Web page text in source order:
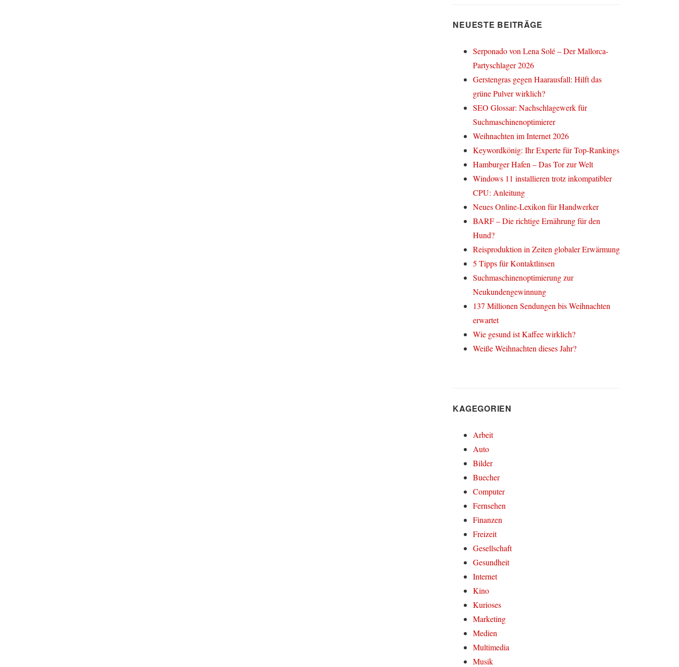
NEUESTE BEITRÄGE
Serponado von Lena Solé – Der Mallorca-
Partyschlager 2026
Gerstengras gegen Haarausfall: Hilft das
grüne Pulver wirklich?
SEO Glossar: Nachschlagewerk für
Suchmaschinenoptimierer
Weihnachten im Internet 2026
Keywordkönig: Ihr Experte für Top-Rankings
Hamburger Hafen – Das Tor zur Welt
Windows 11 installieren trotz inkompatibler
CPU: Anleitung
Neues Online-Lexikon für Handwerker
BARF – Die richtige Ernährung für den
Hund?
Reisproduktion in Zeiten globaler Erwärmung
5 Tipps für Kontaktlinsen
Suchmaschinenoptimierung zur
Neukundengewinnung
137 Millionen Sendungen bis Weihnachten
erwartet
Wie gesund ist Kaffee wirklich?
Weiße Weihnachten dieses Jahr?
KAGEGORIEN
Arbeit
Auto
Bilder
Buecher
Computer
Fernsehen
Finanzen
Freizeit
Gesellschaft
Gesundheit
Internet
Kino
Kurioses
Marketing
Medien
Multimedia
Musik